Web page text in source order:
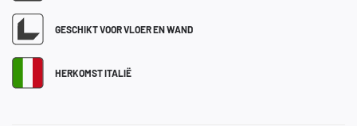
GESCHIKT VOOR VLOER EN WAND
HERKOMST ITALIË